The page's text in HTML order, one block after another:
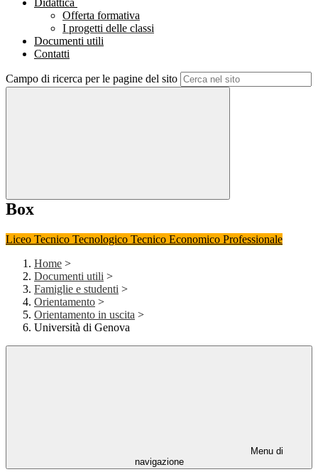
Didattica
Offerta formativa
I progetti delle classi
Documenti utili
Contatti
Campo di ricerca per le pagine del sito
Box
Liceo Tecnico Tecnologico Tecnico Economico Professionale
Home >
Documenti utili >
Famiglie e studenti >
Orientamento >
Orientamento in uscita >
Università di Genova
Menu di
navigazione